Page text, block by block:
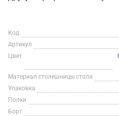
Код
Артикул
Цвет
Материал столешницы стола
Упаковка
Полки
Борт